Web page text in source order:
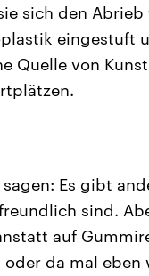
sich den
eingestuft
Quelle von
Es gibt
sind.
auf
da mal eben